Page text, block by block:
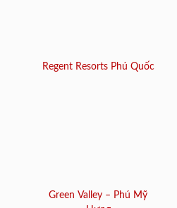
Regent Resorts Phú Quốc
Green Valley – Phú Mỹ